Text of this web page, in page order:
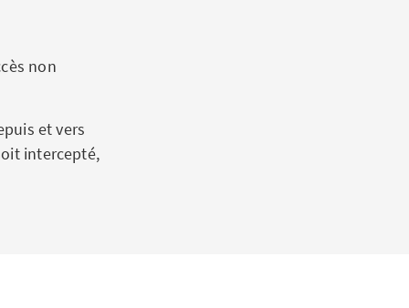
non
et vers
intercepté,